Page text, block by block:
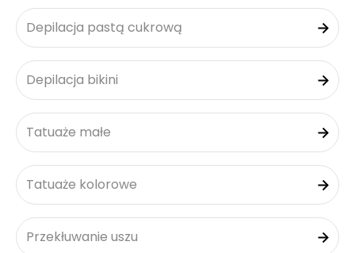
Depilacja pastą cukrową
Depilacja bikini
Tatuaże małe
Tatuaże kolorowe
Przekłuwanie uszu